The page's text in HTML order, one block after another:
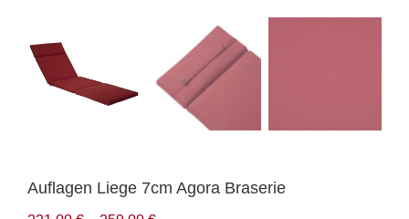
Auflagen Liege 7cm Agora Braserie